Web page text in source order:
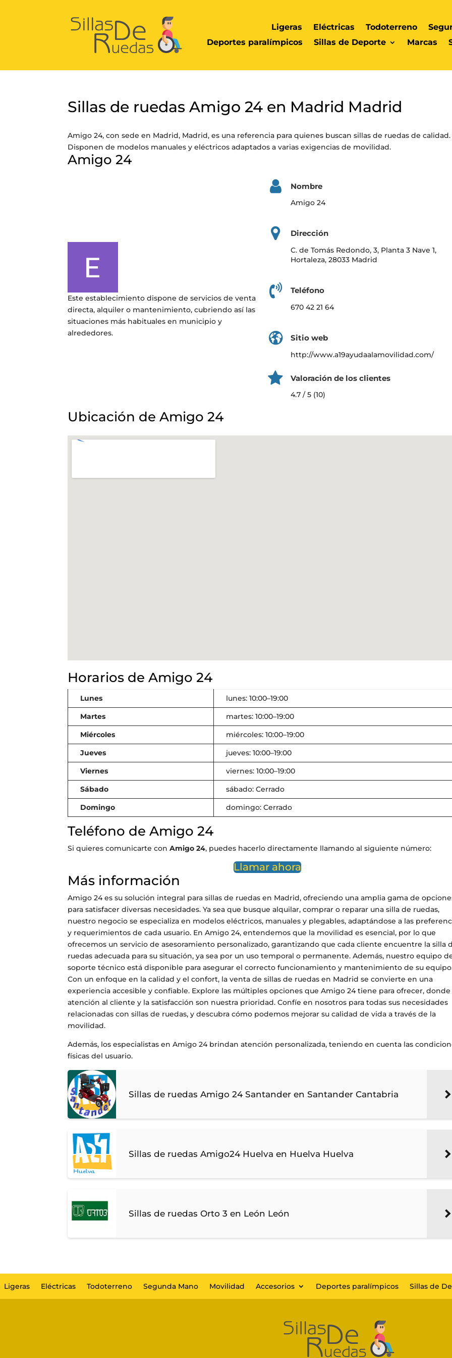
Ligeras Eléctricas Todoterreno
Deportes paralímpicos
Sillas de Deporte Marcas
Sillas de ruedas Amigo 24 en Madrid Madrid
Amigo 24, con sede en Madrid, Madrid, es una referencia para quienes buscan sillas de ruedas de calidad.
Disponen de modelos manuales y eléctricos adaptados a varias exigencias de movilidad.
Amigo 24
Este establecimiento dispone de servicios de venta
directa, alquiler o mantenimiento, cubriendo así las
situaciones más habituales en municipio y
alrededores.
Nombre
Amigo 24
Dirección
C. de Tomás Redondo, 3, Planta 3 Nave 1,
Hortaleza, 28033 Madrid
Teléfono
670 42 21 64
Sitio web
http://www.a19ayudaalamovilidad.com/
Valoración de los clientes
4.7 / 5 (10)
Ubicación de Amigo 24
Horarios de Amigo 24
Lunes
lunes: 10:00–19:00
Martes
martes: 10:00–19:00
Miércoles
miércoles: 10:00–19:00
Jueves
jueves: 10:00–19:00
Viernes
viernes: 10:00–19:00
Sábado
sábado: Cerrado
Domingo
domingo: Cerrado
Teléfono de Amigo 24
Si quieres comunicarte conAmigo 24, puedes hacerlo directamente llamando al siguiente número:
Llamar ahora
Más información
Amigo 24 es su solución integral para sillas de ruedas en Madrid, ofreciendo una amplia gama de
para satisfacer diversas necesidades. Ya sea que busque alquilar, comprar o reparar una silla de ruedas,
nuestro negocio se especializa en modelos eléctricos, manuales y plegables, adaptándose a las
y requerimientos de cada usuario. En Amigo 24, entendemos que la movilidad es esencial, por lo que
ofrecemos un servicio de asesoramiento personalizado, garantizando que cada cliente encuentre la silla
ruedas adecuada para su situación, ya sea por un uso temporal o permanente. Además, nuestro equipo
soporte técnico está disponible para asegurar el correcto funcionamiento y mantenimiento de su
Con un enfoque en la calidad y el confort, la venta de sillas de ruedas en Madrid se convierte en una
experiencia accesible y confiable. Explore las múltiples opciones que Amigo 24 tiene para ofrecer, donde
atención al cliente y la satisfacción son nuestra prioridad. Confíe en nosotros para todas sus necesidades
relacionadas con sillas de ruedas, y descubra cómo podemos mejorar su calidad de vida a través de la
movilidad.
Además, los especialistas en Amigo 24 brindan atención personalizada, teniendo en cuenta las
físicas del usuario.
Sillas de ruedas Amigo 24 Santander en Santander Cantabria
Sillas de ruedas Amigo24 Huelva en Huelva Huelva
Sillas de ruedas Orto 3 en León León
Ligeras Eléctricas Todoterreno Segunda Mano Movilidad Accesorios Deportes paralímpicos Sillas de